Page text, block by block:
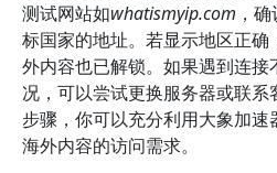
测试网站如whatismyip.com ，
标国家的地址。若显示地区正
外内容也已解锁。如果遇到连
况，可以尝试更换服务器或联
步骤，你可以充分利用大象加
海外内容的访问需求。